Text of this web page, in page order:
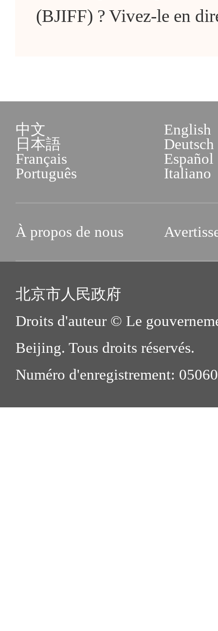
(BJIFF) ? Vivez-le en
中文
English
日本語
Deutsch
Français
Español
Português
Italiano
À propos de nous
北京市人民政府
Droits d'auteur © Le
Beijing. Tous droits réservés.
Numéro d'enregistrement: